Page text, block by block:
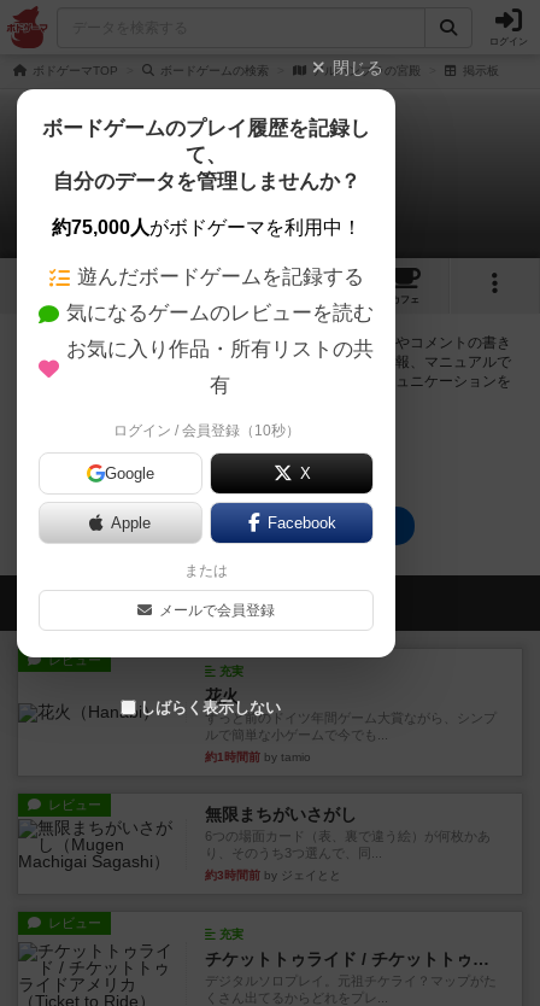
ログイン
ボドゲーマTOP ボードゲームの検索 アルハンブラの宮殿 掲示板
アルハンブラの宮殿
0件の掲示板
6 1 15
カフェ
ログインするとアルハンブラの宮殿に関する掲示板の作成やコメントの書き
込みが出来るようになります。ルールの疑問やエラッタ情報、マニュアルで
は判断し辛い曖昧な表記等について会員同士で自由にコミュニケーションを
ログイン/無料会員登録
アルハンブラの宮殿のトップに戻る
会員の新しい投稿
レビュー
充実
花火
ずっと前のドイツ年間ゲーム大賞ながら、シンプ
ルで簡単な小ゲームで今でも...
約1時間前 by tamio
レビュー 無限まちがいさがし
6つの場面カード（表、裏で違う絵）が何枚かあ
り、そのうち3つ選んで、同...
約3時間前 by ジェイとと
レビュー
充実
チケットトゥライド / チケットトゥライドアメリカ
デジタルソロプレイ。元祖チケライ？マップがた
くさん出てるからどれをプレ...
閉じる
ボードゲームのプレイ履歴を記録し
て、
自分のデータを管理しませんか？
約75,000人がボドゲーマを利用中！
遊んだボードゲームを記録する
気になるゲームのレビューを読む
お気に入り作品・所有リストの共
有
ログイン / 会員登録（10秒）
Google X
Apple Facebook
または
メールで会員登録
しばらく表示しない